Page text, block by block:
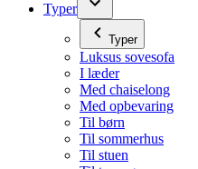
Typer
Typer
Luksus sovesofa
I læder
Med chaiselong
Med opbevaring
Til børn
Til sommerhus
Til stuen